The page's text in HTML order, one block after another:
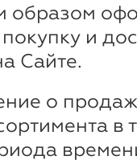
и
Сайте.
о
в